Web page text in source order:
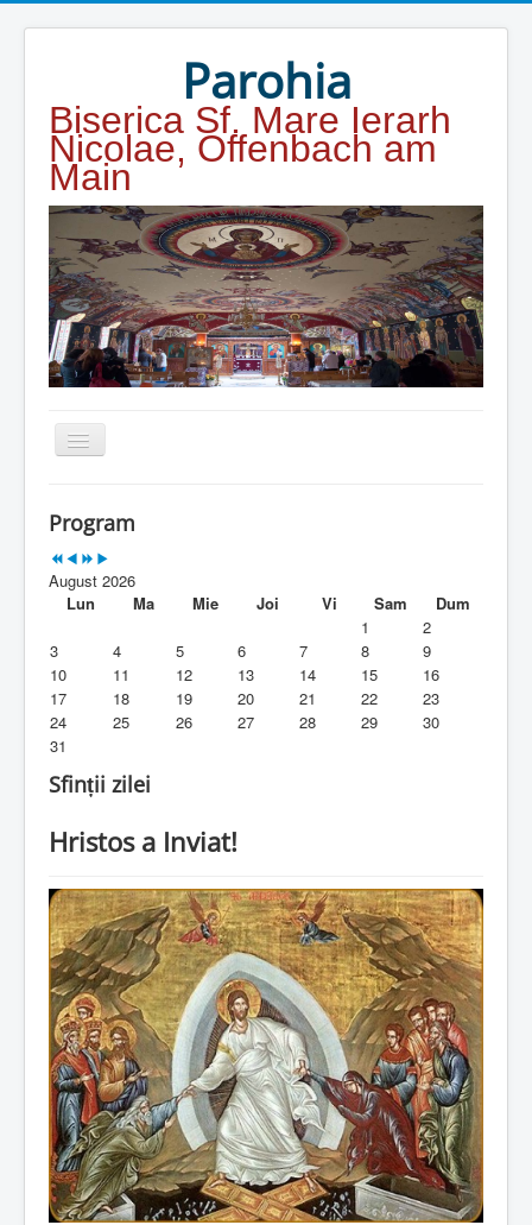
Parohia
Biserica Sf. Mare Ierarh
Nicolae, Offenbach am
Main
Duhovnicesti
Alte legaturi
Biblioteca Parohiei
Foaia Parohiei
Program
August 2026
Lun
Ma Mie Joi Vi Sam
Dum
1
2
3
4 5 6 7 8
9
10
11 12 13 14 15
16
17
18 19 20 21 22
23
24
25 26 27 28 29
30
31
Sfinții zilei
Hristos a Inviat!